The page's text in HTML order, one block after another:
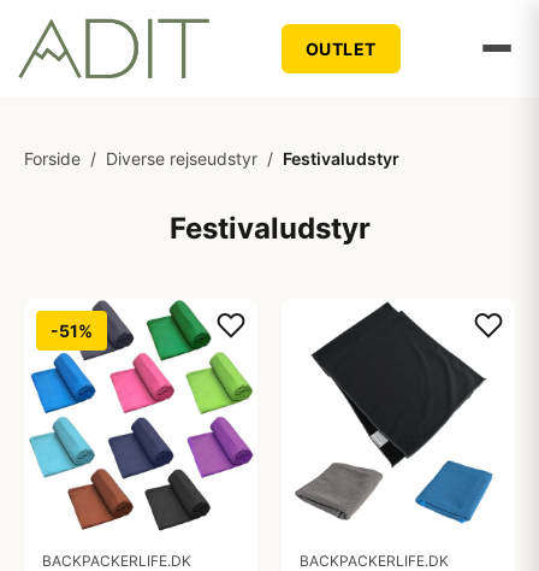
OUTLET
Forside / Diverse rejseudstyr / Festivaludstyr
Festivaludstyr
-51%
BACKPACKERLIFE.DK BACKPACKERLIFE.DK